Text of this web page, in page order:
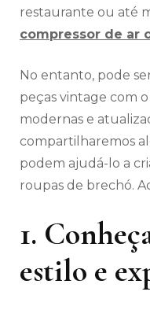
restaurante ou até
compressor de ar
No entanto, pode
peças vintage com
modernas e
compartilharemos
podem ajudá-lo a
roupas de brechó.
1.
estilo e